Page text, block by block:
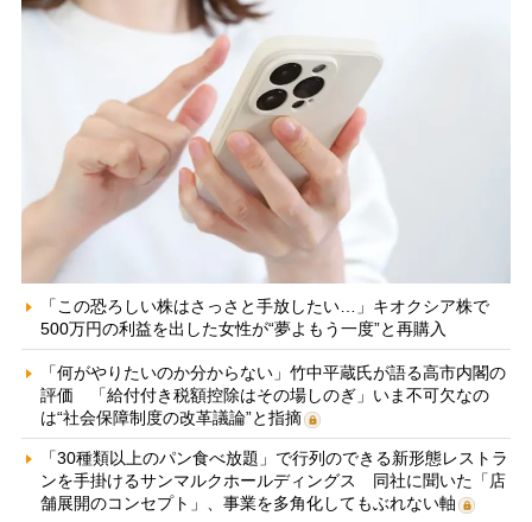
「この恐ろしい株はさっさと手放したい…」キオクシア株で
500万円の利益を出した女性が“夢よもう一度”と再購入
「何がやりたいのか分からない」竹中平蔵氏が語る高市内閣の
評価 「給付付き税額控除はその場しのぎ」いま不可欠なの
は“社会保障制度の改革議論”と指摘
「30種類以上のパン食べ放題」で行列のできる新形態レストラ
ンを手掛けるサンマルクホールディングス 同社に聞いた「店
舗展開のコンセプト」、事業を多角化してもぶれない軸